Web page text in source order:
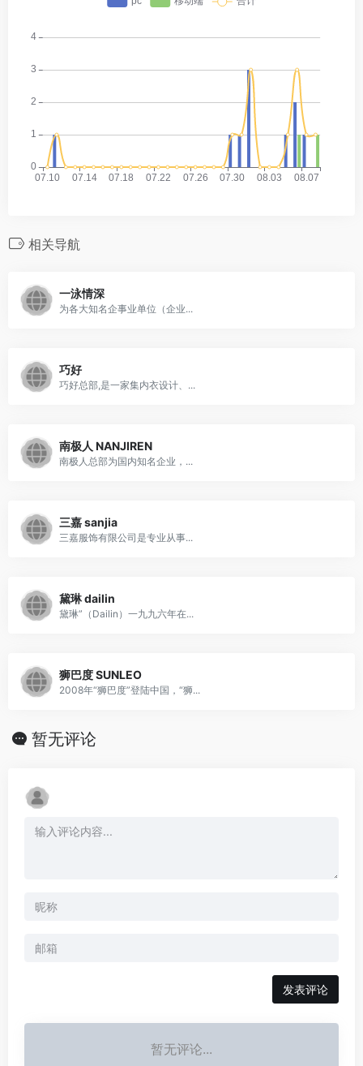
相关导航
一泳情深
为各大知名企事业单位（企业...
巧好
巧好总部,是一家集内衣设计、...
南极人 NANJIREN
南极人总部为国内知名企业，...
三嘉 sanjia
三嘉服饰有限公司是专业从事...
黛琳 dailin
黛琳”（Dailin）一九九六年在...
狮巴度 SUNLEO
2008年“狮巴度”登陆中国，“狮...
暂无评论
发表评论
暂无评论...